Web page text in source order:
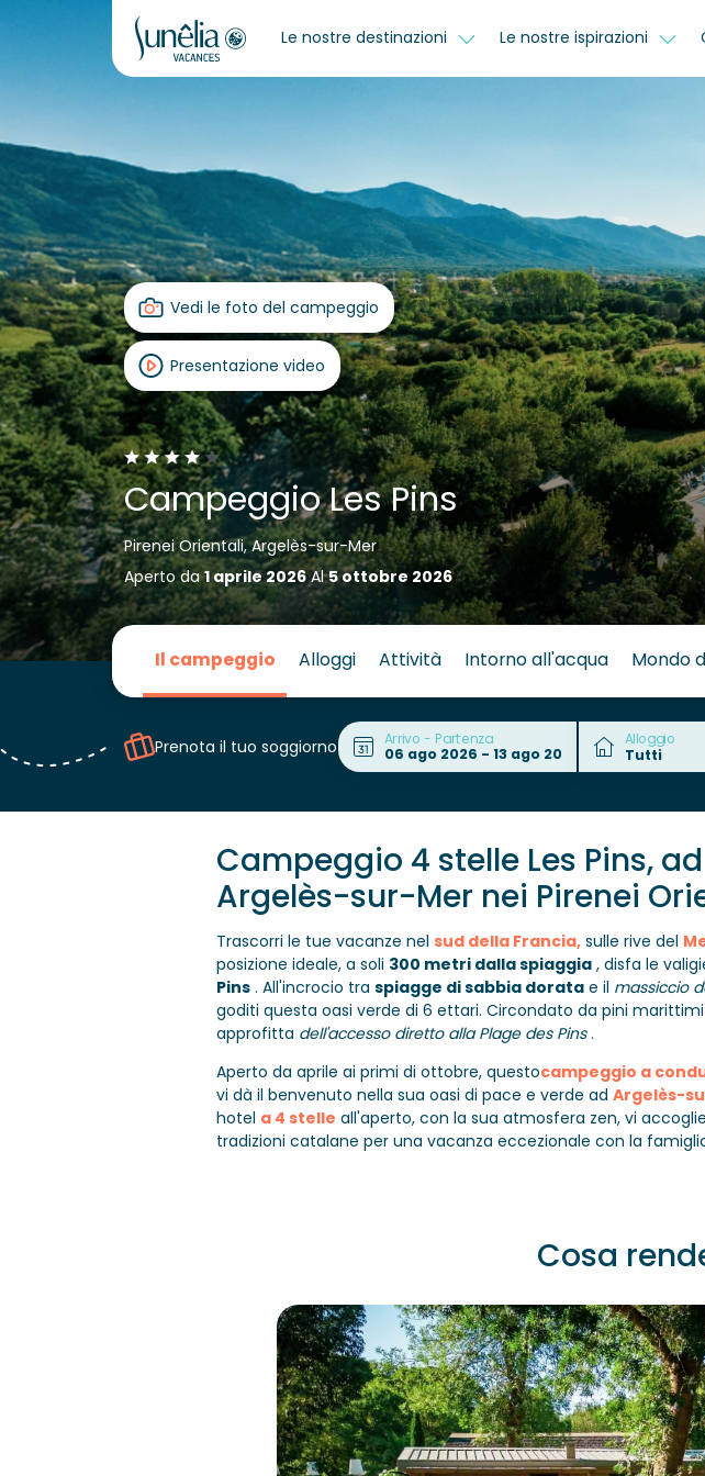
Le nostre destinazioni Le nostre ispirazioni
Vedi le foto del campeggio
Presentazione video
Campeggio Les Pins
Pirenei Orientali, Argelès-sur-Mer
Aperto da1 aprile 2026Al5 ottobre 2026
Il campeggio Alloggi Attività Intorno all'acqua Mondo
Prenota il tuo soggiorno Arrivo - Partenza Alloggio
Campeggio 4 stelle Les Pins, ad
Argelès-sur-Mer nei Pirenei
Trascorri le tue vacanze nel sud della Francia, sulle rive del
posizione ideale, a soli 300 metri dalla spiaggia , disfa le
Pins . All'incrocio tra spiagge di sabbia doratae il massiccio
goditi questa oasi verde di 6 ettari. Circondato da pini
approfitta dell'accesso diretto alla Plage des Pins.
Aperto da aprile ai primi di ottobre, questocampeggio a
vi dà il benvenuto nella sua oasi di pace e verde ad Argelès-
hotel a 4 stelle all'aperto, con la sua atmosfera zen, vi
tradizioni catalane per una vacanza eccezionale con la
Cosa